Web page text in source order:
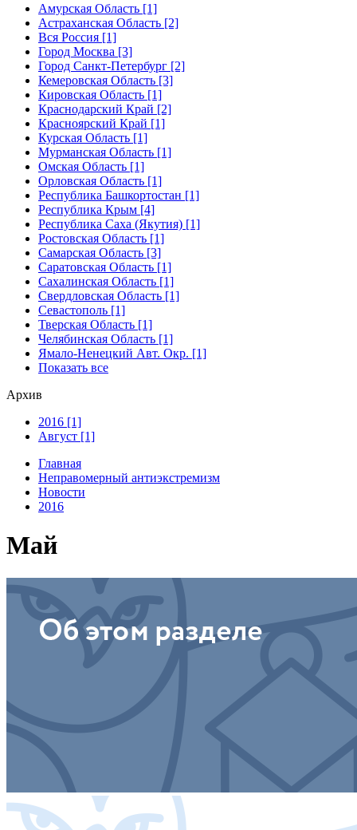
Амурская Область [1]
Астраханская Область [2]
Вся Россия [1]
Город Москва [3]
Город Санкт-Петербург [2]
Кемеровская Область [3]
Кировская Область [1]
Краснодарский Край [2]
Красноярский Край [1]
Курская Область [1]
Мурманская Область [1]
Омская Область [1]
Орловская Область [1]
Республика Башкортостан [1]
Республика Крым [4]
Республика Саха (Якутия) [1]
Ростовская Область [1]
Самарская Область [3]
Саратовская Область [1]
Сахалинская Область [1]
Свердловская Область [1]
Севастополь [1]
Тверская Область [1]
Челябинская Область [1]
Ямало-Ненецкий Авт. Окр. [1]
Показать все
Архив
2016 [1]
Август [1]
Главная
Неправомерный антиэкстремизм
Новости
2016
Май